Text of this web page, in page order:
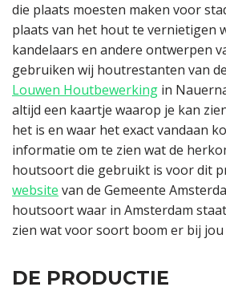
die plaats moesten maken voor
plaats van het hout te vernietigen
kandelaars en andere ontwerpen
gebruiken wij houtrestanten van
Louwen Houtbewerking in
altijd een kaartje waarop je kan
het is en waar het exact vandaan
informatie om te zien wat de
houtsoort die gebruikt is voor dit
website van de Gemeente
houtsoort waar in Amsterdam
zien wat voor soort boom er bij
DE PRODUCTIE